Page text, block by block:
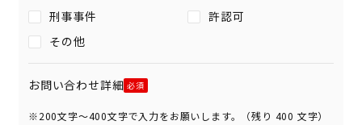
刑事事件
許認可
その他
お問い合わせ詳細
※200文字〜400文字で入力をお願いします。（残り 400 文字）